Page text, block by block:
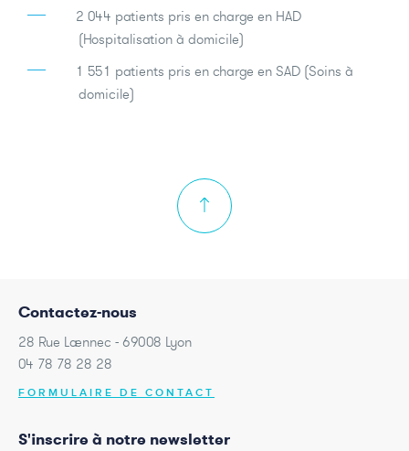
2 044 patients pris en charge en HAD
(Hospitalisation à domicile)
1 551 patients pris en charge en SAD (Soins à
domicile)
Contactez-nous
28 Rue Laennec - 69008 Lyon
04 78 78 28 28
FORMULAIRE DE CONTACT
S'inscrire à notre newsletter